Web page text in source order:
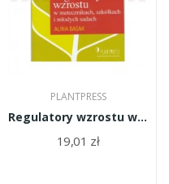
PLANTPRESS
Regulatory wzrostu w matecznikach, szkółkach i...
19,01 zł